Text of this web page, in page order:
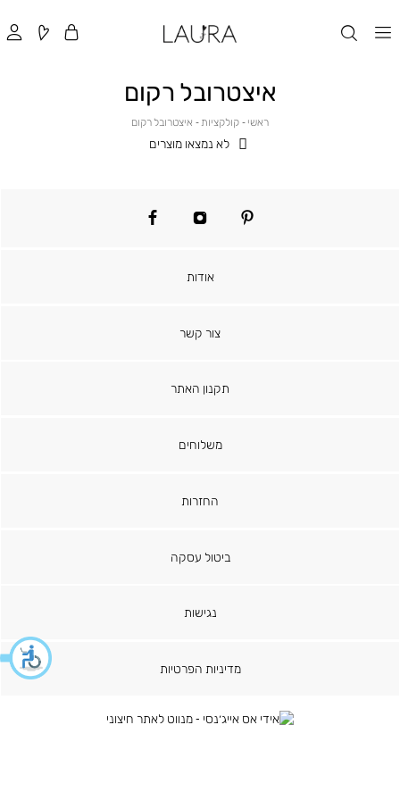
איצטרובל רקום
ראשי ראשי
קולקציותקולקציות
איצטרובל רקום
לא נמצאו מוצרים
pinterest
instagram
facebook
אודות
צור קשר
תקנון האתר
משלוחים
החזרות
ביטול עסקה
נגישות
מדיניות הפרטיות